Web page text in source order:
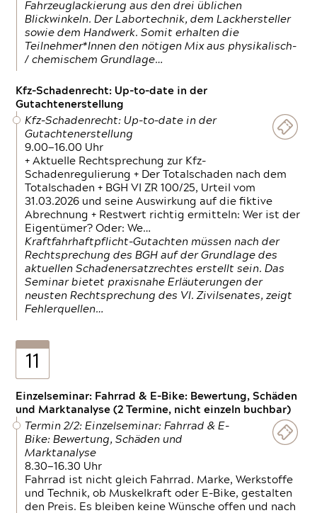
Fahrzeuglackierung aus den drei üblichen
Blickwinkeln. Der Labortechnik, dem Lackhersteller
sowie dem Handwerk. Somit erhalten die
Teilnehmer*Innen den nötigen Mix aus physikalisch-
/ chemischem Grundlage…
Kfz-Schadenrecht: Up-to-date in der
Gutachtenerstellung
Kfz-Schadenrecht: Up-to-date in der
Gutachtenerstellung
9.00—16.00 Uhr
+ Aktuelle Rechtsprechung zur Kfz-
Schadenregulierung + Der Totalschaden nach dem
Totalschaden + BGH VI ZR 100/25, Urteil vom
31.03.2026 und seine Auswirkung auf die fiktive
Abrechnung + Restwert richtig ermitteln: Wer ist der
Eigentümer? Oder: We…
Kraftfahrhaftpflicht-Gutachten müssen nach der
Rechtsprechung des BGH auf der Grundlage des
aktuellen Schadenersatzrechtes erstellt sein. Das
Seminar bietet praxisnahe Erläuterungen der
neusten Rechtsprechung des VI. Zivilsenates, zeigt
Fehlerquellen…
11
Einzelseminar: Fahrrad & E-Bike: Bewertung, Schäden
und Marktanalyse (2 Termine, nicht einzeln buchbar)
Termin 2/2: Einzelseminar: Fahrrad & E-
Bike: Bewertung, Schäden und
Marktanalyse
8.30—16.30 Uhr
Fahrrad ist nicht gleich Fahrrad. Marke, Werkstoffe
und Technik, ob Muskelkraft oder E-Bike, gestalten
den Preis. Es bleiben keine Wünsche offen und nach